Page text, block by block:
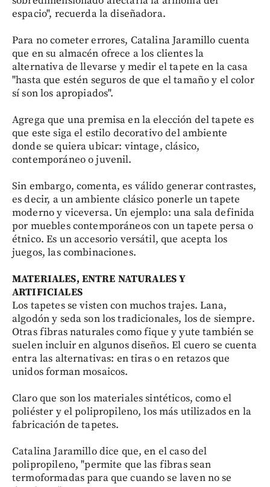
espacio", recuerda la diseñadora.
Para no cometer errores, Catalina Jaramillo cuenta
que en su almacén ofrece a los clientes la
alternativa de llevarse y medir el tapete en la casa
"hasta que estén seguros de que el tamaño y el color
sí son los apropiados".
Agrega que una premisa en la elección del tapete es
que este siga el estilo decorativo del ambiente
donde se quiera ubicar: vintage, clásico,
contemporáneo o juvenil.
Sin embargo, comenta, es válido generar contrastes,
es decir, a un ambiente clásico ponerle un tapete
moderno y viceversa. Un ejemplo: una sala definida
por muebles contemporáneos con un tapete persa o
étnico. Es un accesorio versátil, que acepta los
juegos, las combinaciones.
MATERIALES, ENTRE NATURALES Y
ARTIFICIALES
Los tapetes se visten con muchos trajes. Lana,
algodón y seda son los tradicionales, los de siempre.
Otras fibras naturales como fique y yute también se
suelen incluir en algunos diseños. El cuero se cuenta
entra las alternativas: en tiras o en retazos que
unidos forman mosaicos.
Claro que son los materiales sintéticos, como el
poliéster y el polipropileno, los más utilizados en la
fabricación de tapetes.
Catalina Jaramillo dice que, en el caso del
polipropileno, "permite que las fibras sean
termoformadas para que cuando se laven no se